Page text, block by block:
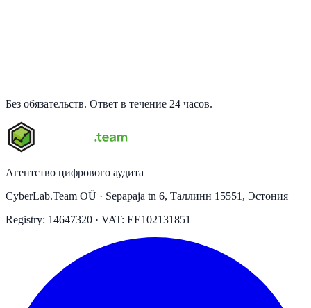
Без обязательств. Ответ в течение 24 часов.
Агентство цифрового аудита
CyberLab.Team OÜ · Sepapaja tn 6, Таллинн 15551, Эстония
Registry: 14647320 · VAT: EE102131851